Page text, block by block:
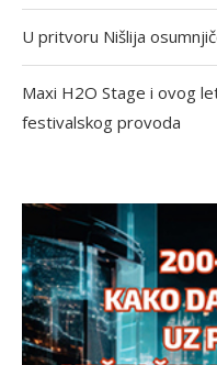
U pritvoru Nišlija
Maxi H2O Stage i ovog
festivalskog provoda